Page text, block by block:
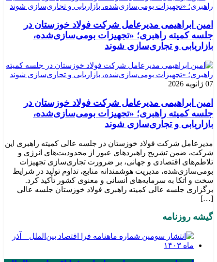
امین ابراهیمی مدیرعامل شرکت فولاد خوزستان در
جلسه کمیته راهبری؛ «تجهیزات بومی‌سازی‌شده،
بازاریابی و تجاری‌سازی شوند
07 ژانویه 2026
امین ابراهیمی مدیرعامل شرکت فولاد خوزستان در
جلسه کمیته راهبری؛ «تجهیزات بومی‌سازی‌شده،
بازاریابی و تجاری‌سازی شوند
مدیرعامل شرکت فولاد خوزستان در جلسه عالی کمیته راهبری این
شرکت، ضمن تشریح راهبردهای عبور از محدودیت‌های انرژی و
تلاطم‌های اقتصادی و جهانی، بر ضرورت تجاری‌سازی تجهیزات
بومی‌سازی‌شده، مدیریت هوشمندانه منابع، تداوم تولید در شرایط
سخت و اتکا به سرمایه‌های انسانی و معنوی کشور تأکید کرد.
برگزاری جلسه عالی کمیته راهبری فولاد خوزستان جلسه عالی
[…]
گیشه روزنامه